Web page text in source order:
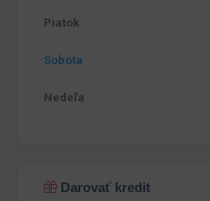
Piatok
Sobota
Nedeľa
Darovať kredit